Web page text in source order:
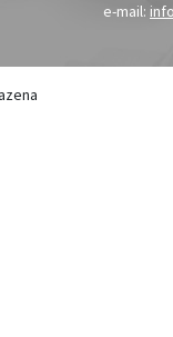
e-mail: